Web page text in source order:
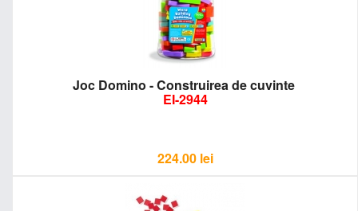
Joc Domino - Construirea de cuvinte
EI-2944
224.00 lei